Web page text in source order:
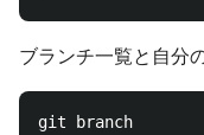
ブランチ一覧と自分